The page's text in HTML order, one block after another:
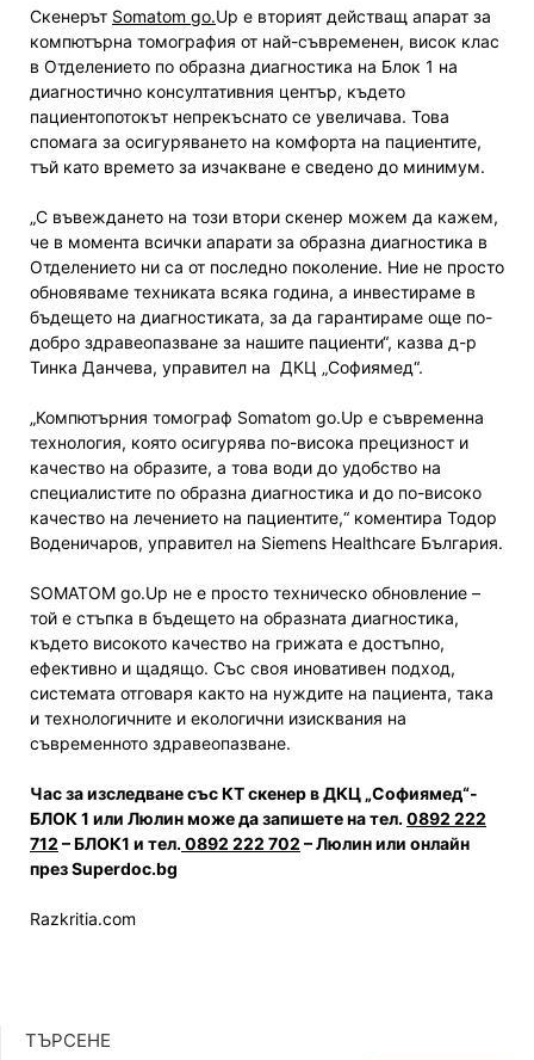
Скенерът Somatom go.Up е вторият действащ апарат за
компютърна томография от най-съвременен, висок клас
в Отделението по образна диагностика на Блок 1 на
диагностично консултативния център, където
пациентопотокът непрекъснато се увеличава. Това
спомага за осигуряването на комфорта на пациентите,
тъй като времето за изчакване е сведено до минимум.
„С въвеждането на този втори скенер можем да кажем,
че в момента всички апарати за образна диагностика в
Отделението ни са от последно поколение. Ние не просто
обновяваме техниката всяка година, а инвестираме в
бъдещето на диагностиката, за да гарантираме още по-
добро здравеопазване за нашите пациенти“, казва д-р
Тинка Данчева, управител на ДКЦ „Софиямед“.
„Компютърния томограф Somatom go.Up e съвременна
технология, която осигурява по-висока прецизност и
качество на образите, а това води до удобство на
специалистите по образна диагностика и до по-високо
качество на лечението на пациентите,“ коментира Тодор
Воденичаров, управител на Siemens Healthcare България.
SOMATOM go.Up не е просто техническо обновление –
той е стъпка в бъдещето на образната диагностика,
където високото качество на грижата е достъпно,
ефективно и щадящо. Със своя иновативен подход,
системата отговаря както на нуждите на пациента, така
и технологичните и екологични изисквания на
съвременното здравеопазване.
Час за изследване със КТ скенер в ДКЦ „Софиямед“-
БЛОК 1 или Люлин може да запишете на тел.0892 222
712 – БЛОК1 и тел.0892 222 702 – Люлин или онлайн
презSuperdoc.bg
Razkritia.com
ТЪРСЕНЕ